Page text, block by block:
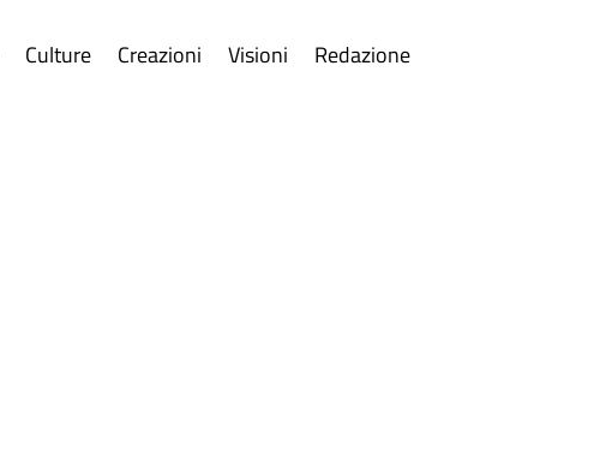
Culture Creazioni Visioni Redazione